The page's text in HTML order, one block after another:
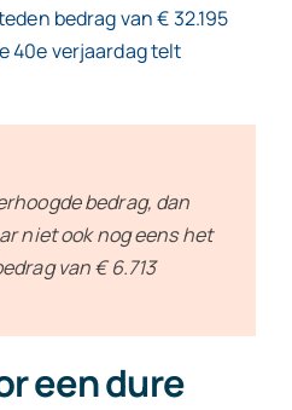
bedrag van € 32.195
40e verjaardag telt
bedrag, dan
niet ook nog eens het
van € 6.713
een dure